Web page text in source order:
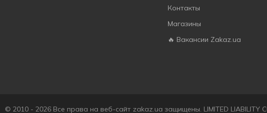
Контакты
Магазины
🔥 Вакансии Zakaz.ua
© 2010 - 2026 Все права на веб-сайт zakaz.ua защищены. LIMITED LIABILITY